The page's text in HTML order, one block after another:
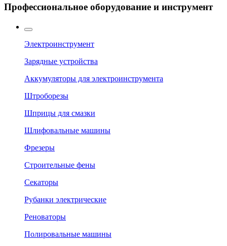
Профессиональное оборудование и инструмент
Электроинструмент
Зарядные устройства
Аккумуляторы для электроинструмента
Штроборезы
Шприцы для смазки
Шлифовальные машины
Фрезеры
Строительные фены
Секаторы
Рубанки электрические
Реноваторы
Полировальные машины